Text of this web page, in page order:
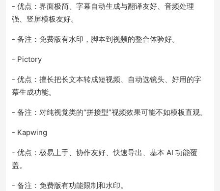
- 优点：界面极简、字幕自动生成与翻译友好、音频处理
强、竖屏模板友好。
- 备注：免费版有水印，脚本到视频的整合体验好。
- Pictory
- 优点：擅长把长文本转成短视频、自动选镜头、好用的字
幕生成功能。
- 备注：对纯视觉类的“拼接型”视频效果可能不如模板直观。
- Kapwing
- 优点：极易上手、协作友好、快速导出、基本 AI 功能覆
盖。
- 备注：免费版有功能限制和水印。